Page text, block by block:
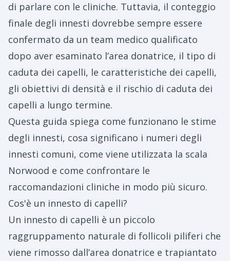
di parlare con le cliniche. Tuttavia, il conteggio
finale degli innesti dovrebbe sempre essere
confermato da un team medico qualificato
dopo aver esaminato l’area donatrice, il tipo di
caduta dei capelli, le caratteristiche dei capelli,
gli obiettivi di densità e il rischio di caduta dei
capelli a lungo termine.
Questa guida spiega come funzionano le stime
degli innesti, cosa significano i numeri degli
innesti comuni, come viene utilizzata la scala
Norwood e come confrontare le
raccomandazioni cliniche in modo più sicuro.
Cos'è un innesto di capelli?
Un innesto di capelli è un piccolo
raggruppamento naturale di follicoli piliferi che
viene rimosso dall’area donatrice e trapiantato